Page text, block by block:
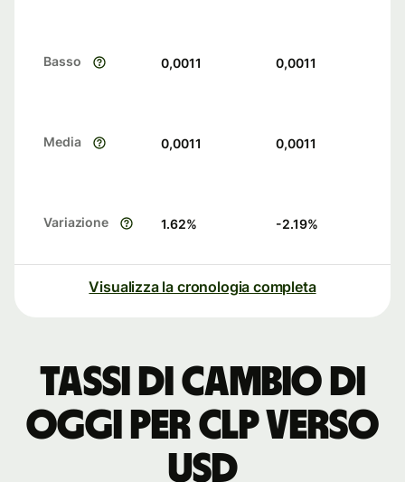
Basso 0,0011 0,0011
Media 0,0011 0,0011
Variazione 1.62% -2.19%
Visualizza la cronologia completa
Tassi di cambio di
oggi per CLP verso
USD